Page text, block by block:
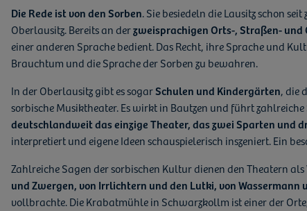
Die Rede ist von den Sorben. Sie besiedeln die Lausitz schon
Oberlausitz. Bereits an derzweisprachigen Orts-, Straßen-
einer anderen Sprache bedient. Das Recht, ihre Sprache und
Brauchtum und die Sprache der Sorben zu bewahren.
In der Oberlausitz gibt es sogarSchulen und Kindergärten, die
sorbische Musiktheater. Es wirkt in Bautzen und führt
deutschlandweit das einzige Theater, das zwei Sparten und
interpretiert und eigene Ideen schauspielerisch inszeniert. Ein
Zahlreiche Sagen der sorbischen Kultur dienen den Theatern
und Zwergen, von Irrlichtern und den Lutki, von
vollbrachte. Die Krabatmühle in Schwarzkollm ist einer der